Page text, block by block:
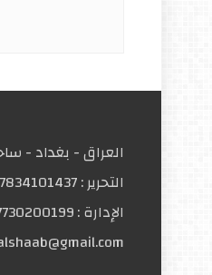
العراق - بغداد -
التحریر :
الإدارة :